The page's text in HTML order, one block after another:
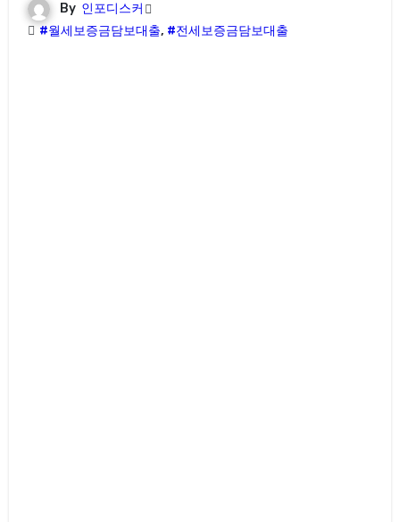
By 인포디스커
#월세보증금담보대출, #전세보증금담보대출